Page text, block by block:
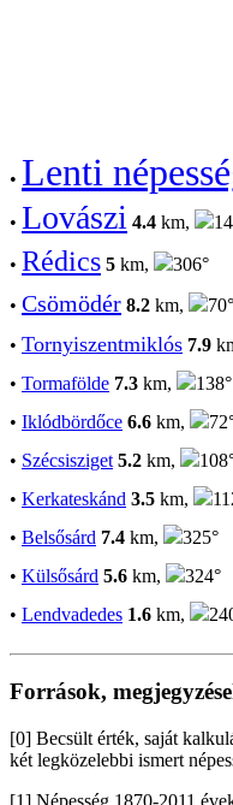
• Lenti
• Lovászi 4.4 km,
• Rédics 5 km,
306°
• Csömödér 8.2 km,
70°
• Tornyiszentmiklós 7.9
• Tormafölde 7.3 km,
138°
• Iklódbördőce 6.6 km,
• Szécsisziget 5.2 km,
• Kerkateskánd 3.5 km,
• Belsősárd 7.4 km,
325°
• Külsősárd 5.6 km,
324°
• Lendvadedes 1.6 km,
Források,
[0] Becsült érték, saját
két legközelebbi ismert
[1] Népesség 1870-2011